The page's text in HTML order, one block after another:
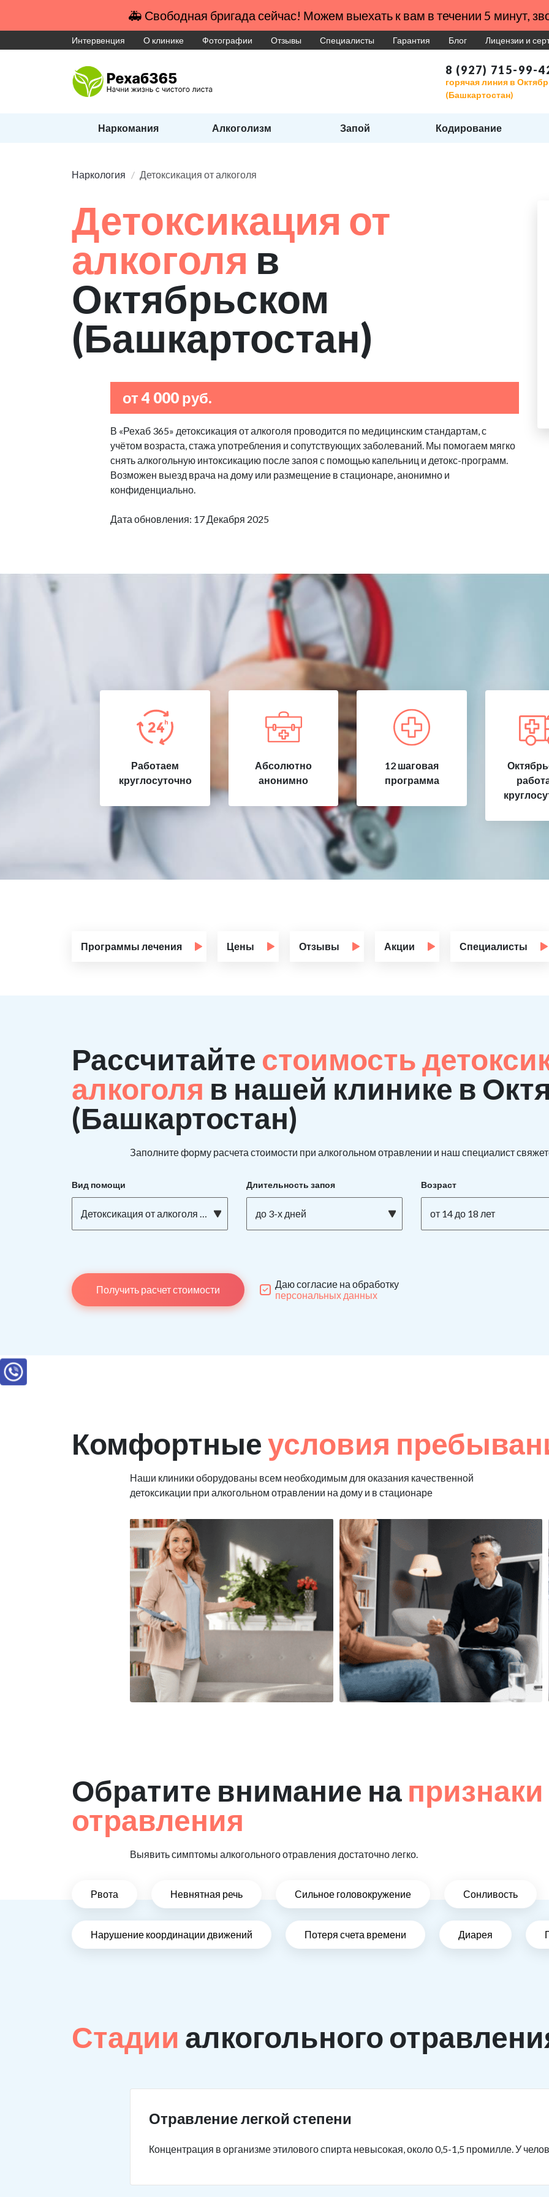
🚑 Свободная бригада сейчас! Можем выехать к вам в течении 5 минут,
Интервенция О клинике Фотографии Отзывы Специалисты Гарантия Блог Лицензии и
8 (927) 715-99-
горячая линия в
(Башкартостан)
Наркомания Алкоголизм Запой Кодирование
Наркология Детоксикация от алкоголя
Детоксикация от
алкоголя в
Октябрьском
(Башкартостан)
от 4 000 руб.
В «Рехаб 365» детоксикация от алкоголя проводится по медицинским стандартам, с
учётом возраста, стажа употребления и сопутствующих заболеваний. Мы помогаем мягко
снять алкогольную интоксикацию после запоя с помощью капельниц и детокс-программ.
Возможен выезд врача на дому или размещение в стационаре, анонимно и
конфиденциально.
Дата обновления: 17 Декабря 2025
Работаем
круглосуточно
Абсолютно
анонимно
12 шаговая
программа
Программы лечения Цены Отзывы Акции Специалисты
Рассчитайте стоимость
алкоголя в нашей клинике в
(Башкартостан)
Заполните форму расчета стоимости при алкогольном отравлении и наш специалист
Вид помощи
Детоксикация от алкоголя на дому
Длительность запоя
до 3-х дней
Возраст
от 14 до 18 лет
Получить расчет стоимости
Даю согласие на обработку
персональных данных
Комфортныеусловия
Наши клиники оборудованы всем необходимым для оказания качественной
детоксикации при алкогольном отравлении на дому и в стационаре
Обратите внимание на
отравления
Выявить симптомы алкогольного отравления достаточно легко.
Рвота Невнятная речь Сильное головокружение Сонливость
Нарушение координации движений Потеря счета времени Диарея
Стадии алкогольного
Отравление легкой степени
Концентрация в организме этилового спирта невысокая, около 0,5-1,5 промилле. У